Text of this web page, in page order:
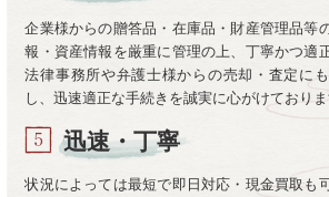
企業様からの贈答品・在庫品・財産管理品等
報・資産情報を厳重に管理の上、丁寧かつ適
法律事務所や弁護士様からの売却・査定に
し、迅速適正な手続きを誠実に心がけておりま
迅速・丁寧
状況によっては最短で即日対応・現金買取も